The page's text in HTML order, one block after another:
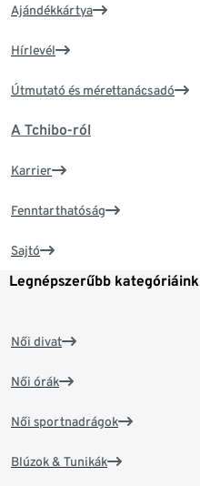
Ajándékkártya
Hírlevél
Útmutató és mérettanácsadó
A Tchibo-ról
Karrier
Fenntarthatóság
Sajtó
Legnépszerűbb kategóriáink
Női divat
Női órák
Női sportnadrágok
Blúzok & Tunikák